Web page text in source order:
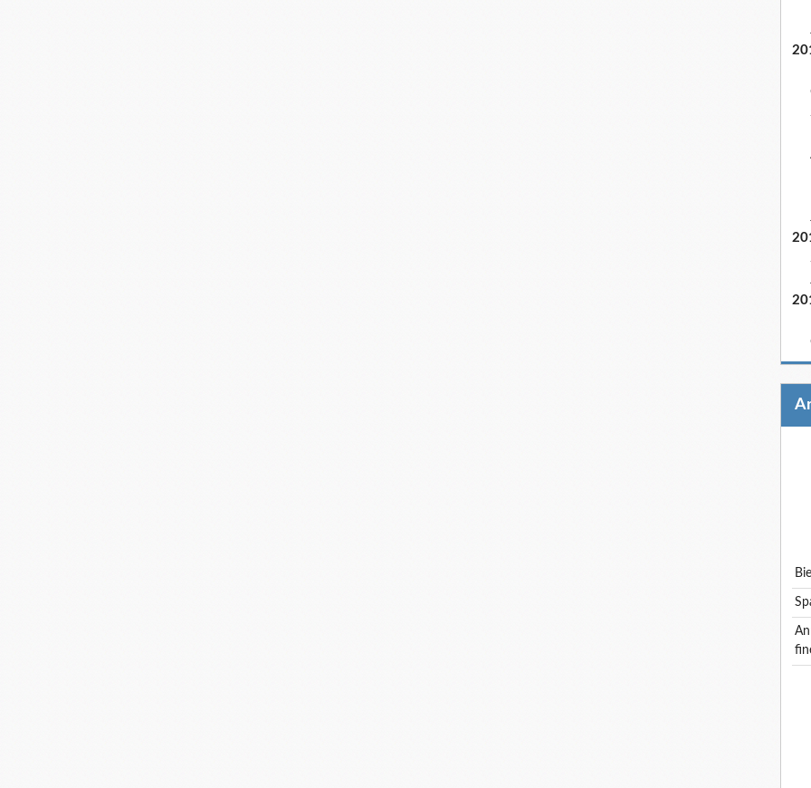
annonce cdd rouen: vendeuse - épiceries